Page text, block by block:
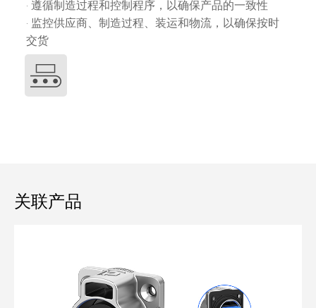
· 遵循制造过程和控制程序，以确保产品的一致性
· 监控供应商、制造过程、装运和物流，以确保按时
交货
关联产品